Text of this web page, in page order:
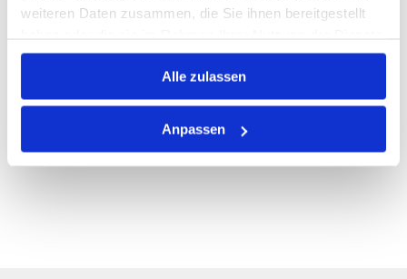
weiteren Daten zusammen, die Sie ihnen bereitgestellt
gesammelt haben.
Alle zulassen
Anpassen